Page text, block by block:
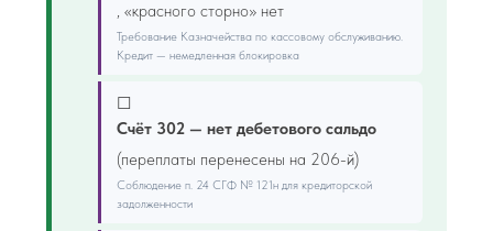
, «красного сторно» нет
Требование Казначейства по кассовому обслуживанию.
Кредит — немедленная блокировка
☐
Счёт 302 — нет дебетового сальдо
(переплаты перенесены на 206-й)
Соблюдение п. 24 СГФ № 121н для кредиторской
задолженности